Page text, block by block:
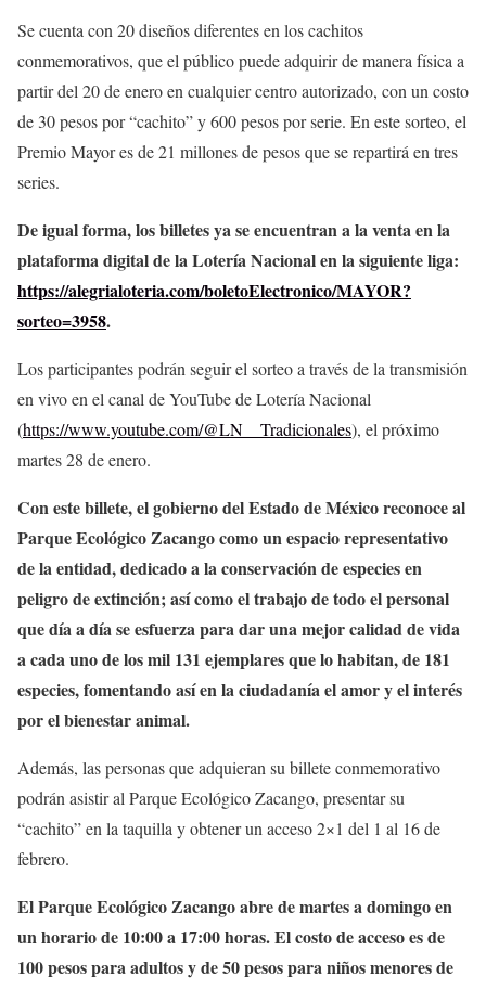
Se cuenta con 20 diseños diferentes en los cachitos
conmemorativos, que el público puede adquirir de manera física a
partir del 20 de enero en cualquier centro autorizado, con un costo
de 30 pesos por “cachito” y 600 pesos por serie. En este sorteo, el
Premio Mayor es de 21 millones de pesos que se repartirá en tres
series.
De igual forma, los billetes ya se encuentran a la venta en la
plataforma digital de la Lotería Nacional en la siguiente liga:
https://alegrialoteria.com/boletoElectronico/MAYOR?
sorteo=3958.
Los participantes podrán seguir el sorteo a través de la transmisión
en vivo en el canal de YouTube de Lotería Nacional
(https://www.youtube.com/@LN__Tradicionales), el próximo
martes 28 de enero.
Con este billete, el gobierno del Estado de México reconoce al
Parque Ecológico Zacango como un espacio representativo
de la entidad, dedicado a la conservación de especies en
peligro de extinción; así como el trabajo de todo el personal
que día a día se esfuerza para dar una mejor calidad de vida
a cada uno de los mil 131 ejemplares que lo habitan, de 181
especies, fomentando así en la ciudadanía el amor y el interés
por el bienestar animal.
Además, las personas que adquieran su billete conmemorativo
podrán asistir al Parque Ecológico Zacango, presentar su
“cachito” en la taquilla y obtener un acceso 2×1 del 1 al 16 de
febrero.
El Parque Ecológico Zacango abre de martes a domingo en
un horario de 10:00 a 17:00 horas. El costo de acceso es de
100 pesos para adultos y de 50 pesos para niños menores de